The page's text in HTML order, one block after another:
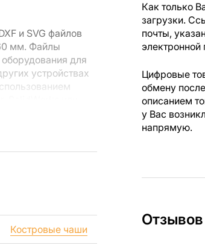
и SVG файлов
мм. Файлы
для
устройствах
созданы с
что
Костровые чаши
Как только
загрузки.
почты,
Цифровые
обмену
описанием
у Вас
напрямую.
Отзывов